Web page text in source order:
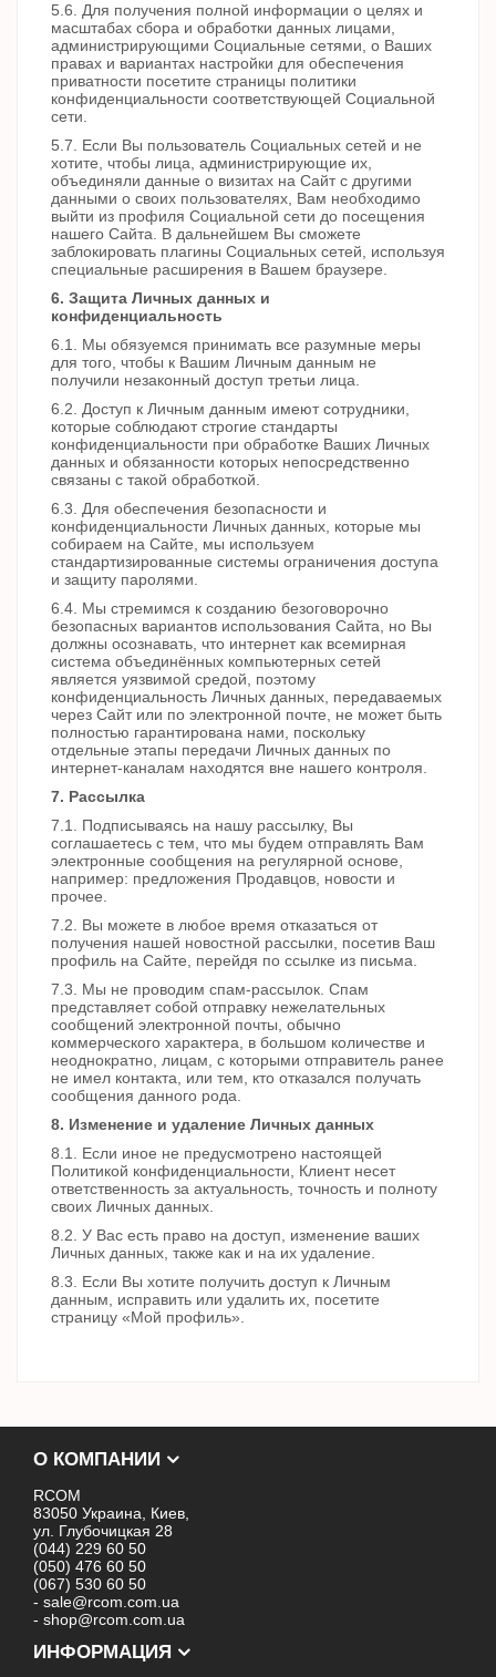
5.6. Для получения полной информации о целях и
масштабах сбора и обработки данных лицами,
администрирующими Социальные сетями, о Ваших
правах и вариантах настройки для обеспечения
приватности посетите страницы политики
конфиденциальности соответствующей Социальной
сети.
5.7. Если Вы пользователь Социальных сетей и не
хотите, чтобы лица, администрирующие их,
объединяли данные о визитах на Сайт с другими
данными о своих пользователях, Вам необходимо
выйти из профиля Социальной сети до посещения
нашего Сайта. В дальнейшем Вы сможете
заблокировать плагины Социальных сетей, используя
специальные расширения в Вашем браузере.
6. Защита Личных данных и
конфиденциальность
6.1. Мы обязуемся принимать все разумные меры
для того, чтобы к Вашим Личным данным не
получили незаконный доступ третьи лица.
6.2. Доступ к Личным данным имеют сотрудники,
которые соблюдают строгие стандарты
конфиденциальности при обработке Ваших Личных
данных и обязанности которых непосредственно
связаны с такой обработкой.
6.3. Для обеспечения безопасности и
конфиденциальности Личных данных, которые мы
собираем на Сайте, мы используем
стандартизированные системы ограничения доступа
и защиту паролями.
6.4. Мы стремимся к созданию безоговорочно
безопасных вариантов использования Сайта, но Вы
должны осознавать, что интернет как всемирная
система объединённых компьютерных сетей
является уязвимой средой, поэтому
конфиденциальность Личных данных, передаваемых
через Сайт или по электронной почте, не может быть
полностью гарантирована нами, поскольку
отдельные этапы передачи Личных данных по
интернет-каналам находятся вне нашего контроля.
7. Рассылка
7.1. Подписываясь на нашу рассылку, Вы
соглашаетесь с тем, что мы будем отправлять Вам
электронные сообщения на регулярной основе,
например: предложения Продавцов, новости и
прочее.
7.2. Вы можете в любое время отказаться от
получения нашей новостной рассылки, посетив Ваш
профиль на Сайте, перейдя по ссылке из письма.
7.3. Мы не проводим спам-рассылок. Спам
представляет собой отправку нежелательных
сообщений электронной почты, обычно
коммерческого характера, в большом количестве и
неоднократно, лицам, с которыми отправитель ранее
не имел контакта, или тем, кто отказался получать
сообщения данного рода.
8. Изменение и удаление Личных данных
8.1. Если иное не предусмотрено настоящей
Политикой конфиденциальности, Клиент несет
ответственность за актуальность, точность и полноту
своих Личных данных.
8.2. У Вас есть право на доступ, изменение ваших
Личных данных, также как и на их удаление.
8.3. Если Вы хотите получить доступ к Личным
данным, исправить или удалить их, посетите
страницу «Мой профиль».
О КОМПАНИИ
RCOM
83050 Украина, Киев,
ул. Глубочицкая 28
(044) 229 60 50
(050) 476 60 50
(067) 530 60 50
- sale@rcom.com.ua
- shop@rcom.com.ua
ИНФОРМАЦИЯ